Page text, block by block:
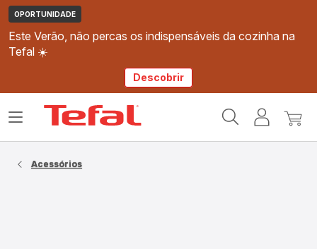
OPORTUNIDADE
Este Verão, não percas os indispensáveis da cozinha na
Tefal ☀️
Descobrir
Tefal
O
Abrir
Acessórios